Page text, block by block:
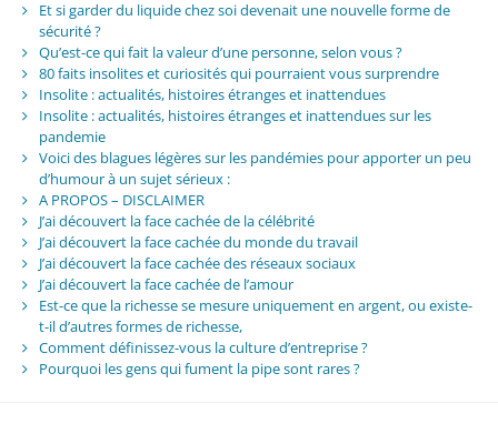
Et si garder du liquide chez soi devenait une nouvelle forme de
sécurité ?
Qu’est-ce qui fait la valeur d’une personne, selon vous ?
80 faits insolites et curiosités qui pourraient vous surprendre
Insolite : actualités, histoires étranges et inattendues
Insolite : actualités, histoires étranges et inattendues sur les
pandemie
Voici des blagues légères sur les pandémies pour apporter un peu
d’humour à un sujet sérieux :
A PROPOS – DISCLAIMER
J’ai découvert la face cachée de la célébrité
J’ai découvert la face cachée du monde du travail
J’ai découvert la face cachée des réseaux sociaux
J’ai découvert la face cachée de l’amour
Est-ce que la richesse se mesure uniquement en argent, ou existe-
t-il d’autres formes de richesse,
Comment définissez-vous la culture d’entreprise ?
Pourquoi les gens qui fument la pipe sont rares ?